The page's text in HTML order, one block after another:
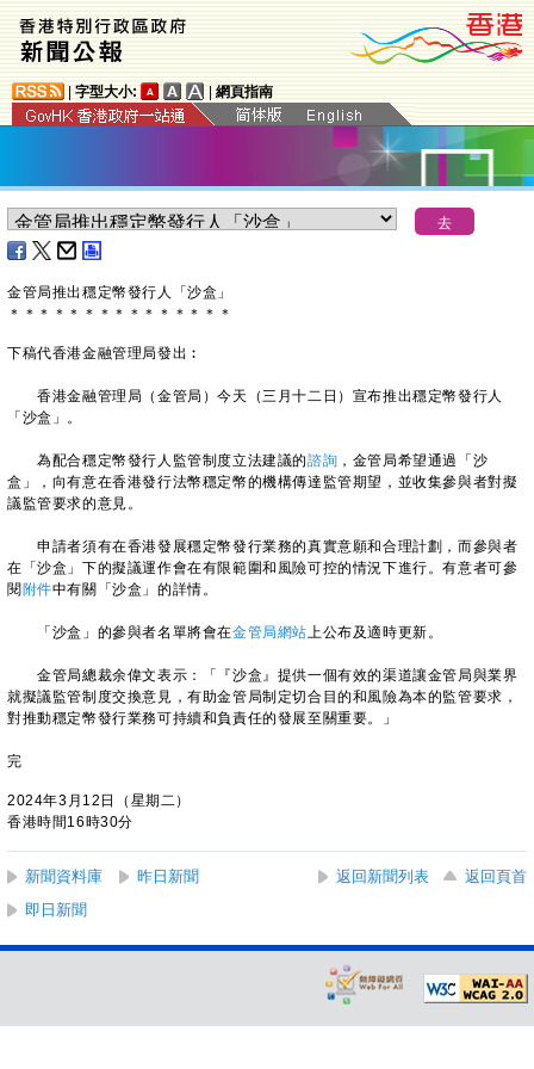
字型大小: 網頁指南
金管局推出穩定幣發行人「沙盒」
＊ ＊ ＊ ＊ ＊ ＊ ＊ ＊ ＊ ＊ ＊ ＊ ＊ ＊ ＊
下稿代香港金融管理局發出︰
香港金融管理局（金管局）今天（三月十二日）宣布推出穩定幣發行人
「沙盒」。
為配合穩定幣發行人監管制度立法建議的諮詢 ，金管局希望通過「沙
盒」，向有意在香港發行法幣穩定幣的機構傳達監管期望，並收集參與者對擬
議監管要求的意見。
申請者須有在香港發展穩定幣發行業務的真實意願和合理計劃，而參與者
在「沙盒」下的擬議運作會在有限範圍和風險可控的情況下進行。有意者可參
閱 附件中有關「沙盒」的詳情。
「沙盒」的參與者名單將會在金管局網站上公布及適時更新。
金管局總裁余偉文表示：「『沙盒』提供一個有效的渠道讓金管局與業界
就擬議監管制度交換意見，有助金管局制定切合目的和風險為本的監管要求，
對推動穩定幣發行業務可持續和負責任的發展至關重要。」
完
2024年3月12日（星期二）
香港時間16時30分
新聞資料庫 昨日新聞 返回新聞列表
返回頁首
即日新聞